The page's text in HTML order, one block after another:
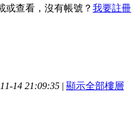
或查看，沒有帳號？ 我要註冊
14 21:09:35 | 顯示全部樓層